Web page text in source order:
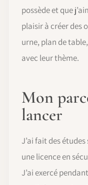
possède et que
plaisir à créer des
urne, plan de
avec leur thème.
Mon
lancer
J’ai fait des
une licence en
J’ai exercé